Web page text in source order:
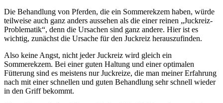
Die Behandlung von Pferden, die ein Sommerekzem haben, würde
teilweise auch ganz anders aussehen als die einer reinen „Juckreiz-
Problematik“, denn die Ursachen sind ganz andere. Hier ist es
wichtig, zunächst die Ursache für den Juckreiz herauszufinden.
Also keine Angst, nicht jeder Juckreiz wird gleich ein
Sommerekzem. Bei einer guten Haltung und einer optimalen
Fütterung sind es meistens nur Juckreize, die man meiner Erfahrung
nach mit einer schnellen und guten Behandlung sehr schnell wieder
in den Griff bekommt.